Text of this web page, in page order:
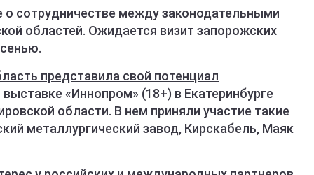
сотрудничестве между законодательными
областей. Ожидается визит запорожских
представила свой потенциал
«Иннопром» (18+) в Екатеринбурге
области. В нем приняли участие такие
металлургический завод, Кирскабель, Маяк